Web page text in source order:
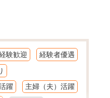
験歓迎
経験者優遇
躍
主婦（夫）活躍